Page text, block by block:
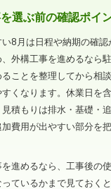
選ぶ前の確認ポイン
8月は日程や納期の確
外構工事を進めるなら
ことを整理してから相
くなります。休業日を
積もりは排水・基礎・
費用が出やすい部分を
進めるなら、工事後の
ているかまで見ておく